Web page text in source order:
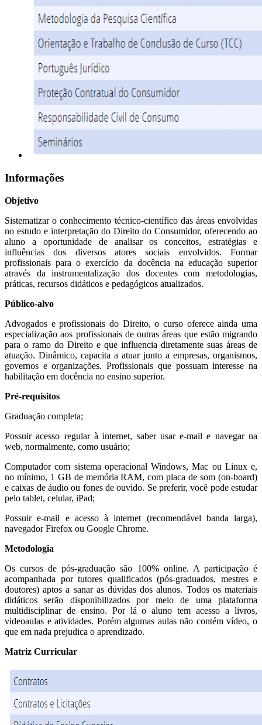
Informações
Objetivo
Sistematizar o conhecimento técnico-científico das áreas envolvidas
no estudo e interpretação do Direito do Consumidor, oferecendo ao
aluno a oportunidade de analisar os conceitos, estratégias e
influências dos diversos atores sociais envolvidos. Formar
profissionais para o exercício da docência na educação superior
através da instrumentalização dos docentes com metodologias,
práticas, recursos didáticos e pedagógicos atualizados.
Público-alvo
Advogados e profissionais do Direito, o curso oferece ainda uma
especialização aos profissionais de outras áreas que estão migrando
para o ramo do Direito e que influencia diretamente suas áreas de
atuação. Dinâmico, capacita a atuar junto a empresas, organismos,
governos e organizações. Profissionais que possuam interesse na
habilitação em docência no ensino superior.
Pré-requisitos
Graduação completa;
Possuir acesso regular à internet, saber usar e-mail e navegar na
web, normalmente, como usuário;
Computador com sistema operacional Windows, Mac ou Linux e,
no mínimo, 1 GB de memória RAM, com placa de som (on-board)
e caixas de áudio ou fones de ouvido. Se preferir, você pode estudar
pelo tablet, celular, iPad;
Possuir e-mail e acesso à internet (recomendável banda larga),
navegador Firefox ou Google Chrome.
Metodologia
Os cursos de pós-graduação são 100% online. A participação é
acompanhada por tutores qualificados (pós-graduados, mestres e
doutores) aptos a sanar as dúvidas dos alunos. Todos os materiais
didáticos serão disponibilizados por meio de uma plataforma
multidisciplinar de ensino. Por lá o aluno tem acesso a livros,
videoaulas e atividades. Porém algumas aulas não contém vídeo, o
que em nada prejudica o aprendizado.
Matriz Curricular